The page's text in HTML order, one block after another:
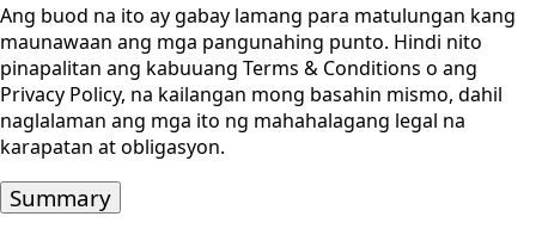
Ang buod na ito ay gabay lamang para matulungan kang
maunawaan ang mga pangunahing punto. Hindi nito
pinapalitan ang kabuuang Terms & Conditions o ang
Privacy Policy, na kailangan mong basahin mismo, dahil
naglalaman ang mga ito ng mahahalagang legal na
karapatan at obligasyon.
Summary